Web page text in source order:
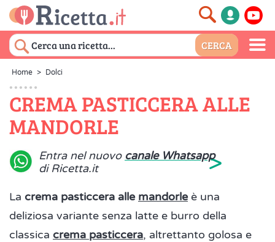
Home > Dolci
CREMA PASTICCERA ALLE
MANDORLE
Entra nel nuovo canale Whatsapp
di Ricetta.it
>
La crema pasticcera alle mandorleè una
deliziosa variante senza latte e burro della
classica crema pasticcera, altrettanto golosa e